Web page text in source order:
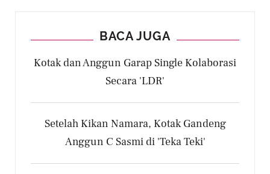
BACA JUGA
Kotak dan Anggun Garap Single Kolaborasi
Secara 'LDR'
Setelah Kikan Namara, Kotak Gandeng
Anggun C Sasmi di 'Teka Teki'